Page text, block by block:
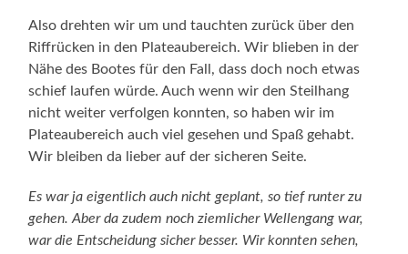
Also drehten wir um und tauchten zurück über den
Riffrücken in den Plateaubereich. Wir blieben in der
Nähe des Bootes für den Fall, dass doch noch etwas
schief laufen würde. Auch wenn wir den Steilhang
nicht weiter verfolgen konnten, so haben wir im
Plateaubereich auch viel gesehen und Spaß gehabt.
Wir bleiben da lieber auf der sicheren Seite.
Es war ja eigentlich auch nicht geplant, so tief runter zu
gehen. Aber da zudem noch ziemlicher Wellengang war,
war die Entscheidung sicher besser. Wir konnten sehen,